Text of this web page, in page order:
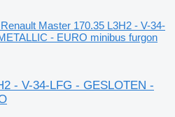
Renault Master 170.35 L3H2 - V-34-
- EURO minibus furgon
- V-34-LFG - GESLOTEN -